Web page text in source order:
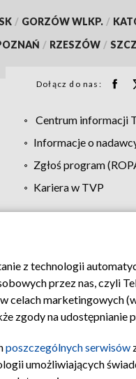
/ GORZÓW WLKP. /
/ RZESZÓW /
Dołącz do nas:
Centrum informacji
Informacje o
Zgłoś program
Kariera w TVP
Moje zgody
z technologii
przez nas, czyli
w celach marketingowych
zgody na
poszczególnych serwisów
umożliwiających